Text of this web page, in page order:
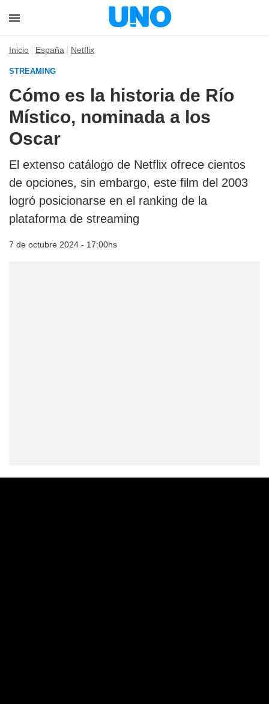
Inicio España Netflix
STREAMING
Cómo es la historia de Río
Místico, nominada a los
Oscar
El extenso catálogo de Netflix ofrece cientos
de opciones, sin embargo, este film del 2003
logró posicionarse en el ranking de la
plataforma de streaming
7 de octubre 2024 - 17:00hs